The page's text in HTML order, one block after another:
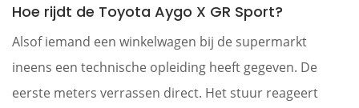
Hoe rijdt de Toyota Aygo X GR Sport?
Alsof iemand een winkelwagen bij de supermarkt
ineens een technische opleiding heeft gegeven. De
eerste meters verrassen direct. Het stuur reageert